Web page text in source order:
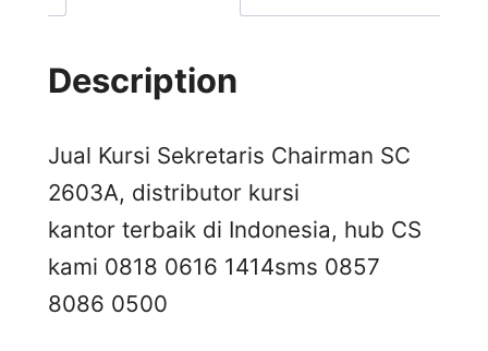
Description
Jual Kursi Sekretaris Chairman SC
2603A, distributor kursi
kantor terbaik di Indonesia, hub CS
kami 0818 0616 1414sms 0857
8086 0500